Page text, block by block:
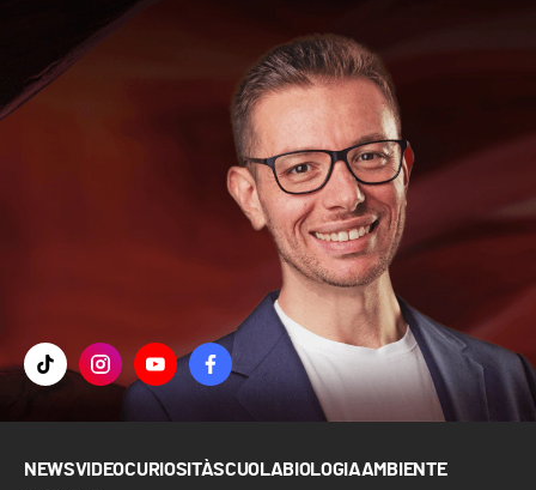
NEWSVIDEOCURIOSITÀSCUOLABIOLOGIAAMBIENTE